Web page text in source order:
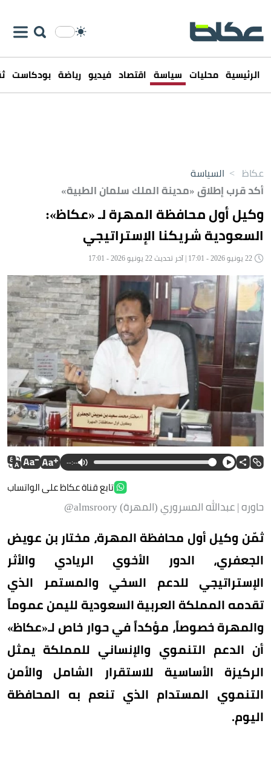
الرئيسية محليات سياسة اقتصاد فيديو رياضة بودكاست
عكاظ > السياسة
أكد قرب إطلاق «مدينة الملك سلمان الطبية»
وكيل أول محافظة المهرة لـ «عكاظ»:
السعودية شريكنا الإستراتيجي
--:--
تابع قناة عكاظ على الواتساب
حاوره | عبدالله المسروري (المهرة) almsroory@
ثمّن وكيل أول محافظة المهرة، مختار بن عويض
الجعفري، الدور الأخوي الريادي والأثر
الإستراتيجي للدعم السخي والمستمر الذي
تقدمه المملكة العربية السعودية لليمن عموماً
والمهرة خصوصاً، مؤكداً في حوار خاص لـ«عكاظ»
أن الدعم التنموي والإنساني للمملكة يمثل
الركيزة الأساسية للاستقرار الشامل والأمن
التنموي المستدام الذي تنعم به المحافظة
اليوم.